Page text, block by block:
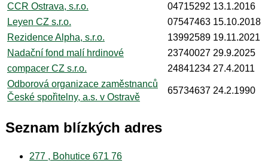
CCR Ostrava, s.r.o.
04715292 13.1.2016
Leyen CZ s.r.o.
07547463 15.10.2018
Rezidence Alpha, s.r.o.
13992589 19.11.2021
Nadační fond malí hrdinové
23740027 29.9.2025
compacer CZ s.r.o.
24841234 27.4.2011
Odborová organizace zaměstnanců
České spořitelny, a.s. v Ostravě
65734637 24.2.1990
Seznam blízkých adres
277 , Bohutice 671 76